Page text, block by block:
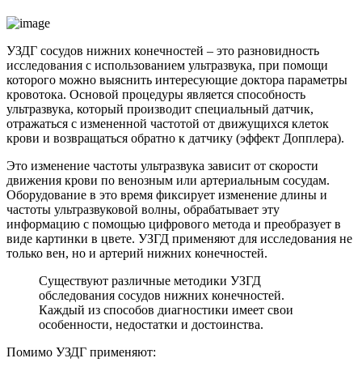
УЗДГ сосудов нижних конечностей – это разновидность
исследования с использованием ультразвука, при помощи
которого можно выяснить интересующие доктора параметры
кровотока. Основой процедуры является способность
ультразвука, который производит специальный датчик,
отражаться с измененной частотой от движущихся клеток
крови и возвращаться обратно к датчику (эффект Допплера).
Это изменение частоты ультразвука зависит от скорости
движения крови по венозным или артериальным сосудам.
Оборудование в это время фиксирует изменение длины и
частоты ультразвуковой волны, обрабатывает эту
информацию с помощью цифрового метода и преобразует в
виде картинки в цвете. УЗГД применяют для исследования не
только вен, но и артерий нижних конечностей.
Существуют различные методики УЗГД
обследования сосудов нижних конечностей.
Каждый из способов диагностики имеет свои
особенности, недостатки и достоинства.
Помимо УЗДГ применяют: